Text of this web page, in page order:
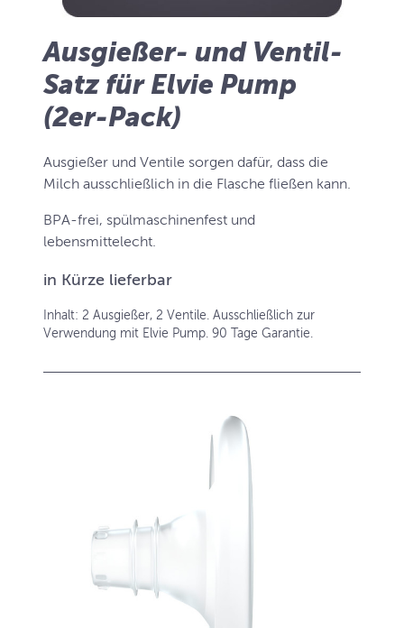
Ausgießer- und Ventil-
Satz für Elvie Pump
(2er-Pack)
Ausgießer und Ventile sorgen dafür, dass die
Milch ausschließlich in die Flasche fließen kann.
BPA-frei, spülmaschinenfest und
lebensmittelecht.
in Kürze lieferbar
Inhalt: 2 Ausgießer, 2 Ventile. Ausschließlich zur
Verwendung mit Elvie Pump. 90 Tage Garantie.